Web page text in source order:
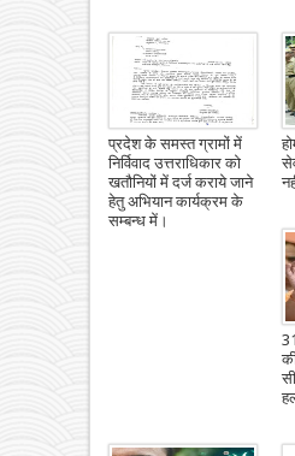
प्रदेश के समस्त ग्रामों में
निर्विवाद उत्तराधिकार को
खतौनियों में दर्ज कराये जाने
हेतु अभियान कार्यक्रम के
सम्बन्ध में।